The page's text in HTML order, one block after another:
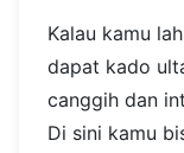
Kalau kamu
dapat kado
canggih dan
Di sini kamu